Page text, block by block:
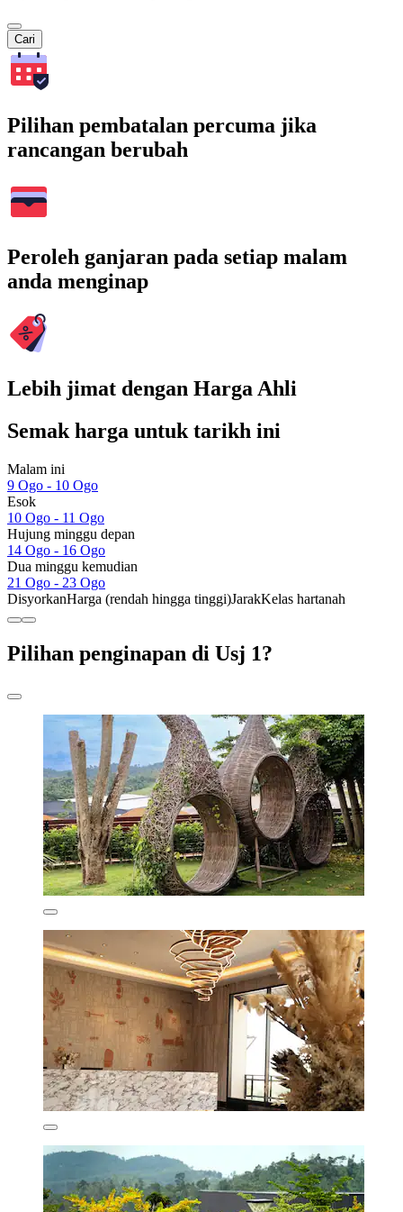
Cari
Pilihan pembatalan percuma jika
rancangan berubah
Peroleh ganjaran pada setiap malam
anda menginap
Lebih jimat dengan Harga Ahli
Semak harga untuk tarikh ini
Malam ini
9 Ogo - 10 Ogo
Esok
10 Ogo - 11 Ogo
Hujung minggu depan
14 Ogo - 16 Ogo
Dua minggu kemudian
21 Ogo - 23 Ogo
DisyorkanHarga (rendah hingga tinggi)JarakKelas hartanah
Pilihan penginapan di Usj 1?